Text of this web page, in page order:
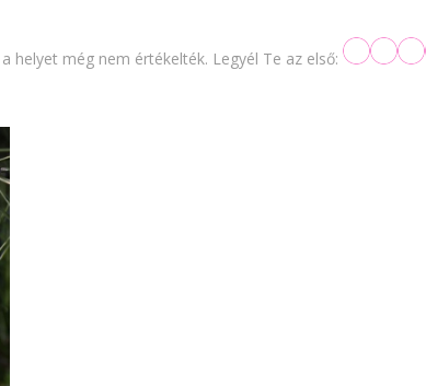
a helyet még nem értékelték. Legyél Te az első: